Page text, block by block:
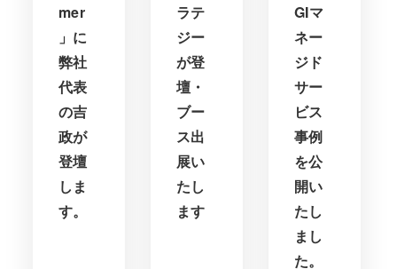
mer
」に
弊社
代表
の吉
政が
登壇
しま
す。
ラテ
ジー
が登
壇・
ブー
ス出
展い
たし
ます
GIマ
ネー
ジド
サー
ビス
事例
を公
開い
たし
まし
た。